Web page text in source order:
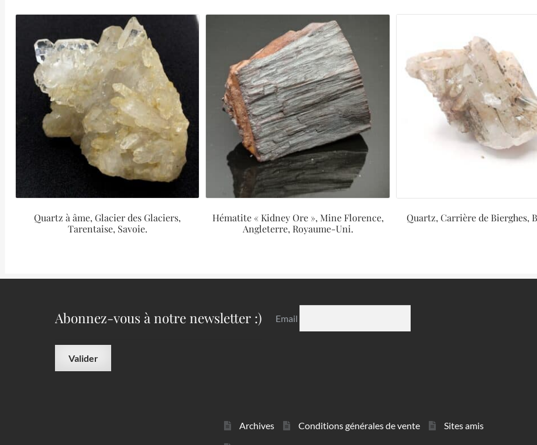
Quartz à âme, Glacier des Glaciers,
Tarentaise, Savoie.
Hématite « Kidney Ore », Mine Florence,
Angleterre, Royaume-Uni.
Quartz, Carrière de Bierghes,
Abonnez-vous à notre newsletter :) Email
Archives Conditions générales de vente
Sites amis